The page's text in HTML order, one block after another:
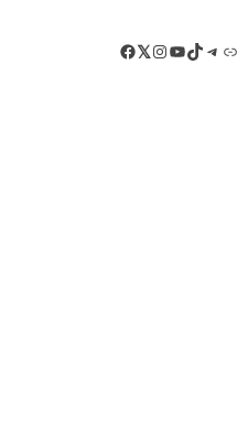
Facebook
LinkedIn
Instagram
YouTube
TikTok